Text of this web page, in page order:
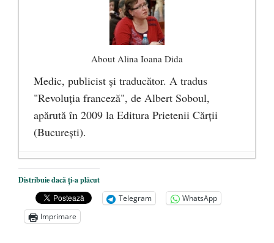
About Alina Ioana Dida
Medic, publicist şi traducător. A tradus
"Revoluţia franceză", de Albert Soboul,
apărută în 2009 la Editura Prietenii Cărţii
(Bucureşti).
Ceva despre pandemie
O carte despre embrionul uman, ca
persoană ce trebuie apărată - 8 octombrie
2019
Distribuie dacă ți-a plăcut
Telegram
WhatsApp
Imprimare